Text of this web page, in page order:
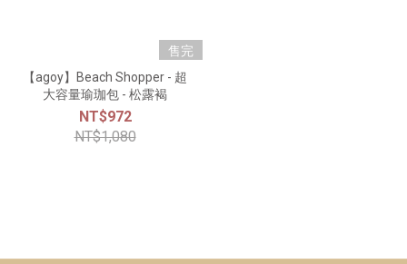
售完
【agoy】Beach Shopper - 超
大容量瑜珈包 - 松露褐
NT$972
NT$1,080